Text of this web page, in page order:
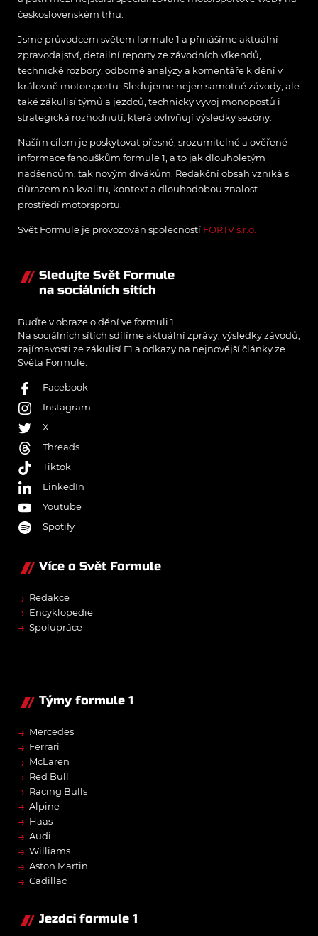
československém trhu.
Jsme průvodcem světem formule 1 a přinášíme aktuální
zpravodajství, detailní reporty ze závodních víkendů,
technické rozbory, odborné analýzy a komentáře k dění v
královně motorsportu. Sledujeme nejen samotné závody, ale
také zákulisí týmů a jezdců, technický vývoj monopostů i
strategická rozhodnutí, která ovlivňují výsledky sezóny.
Naším cílem je poskytovat přesné, srozumitelné a ověřené
informace fanouškům formule 1, a to jak dlouholetým
nadšencům, tak novým divákům. Redakční obsah vzniká s
důrazem na kvalitu, kontext a dlouhodobou znalost
prostředí motorsportu.
Svět Formule je provozován společností FORTV s.r.o.
Sledujte Svět Formule
na sociálních sítích
Buďte v obraze o dění ve formuli 1.
Na sociálních sítích sdílíme aktuální zprávy, výsledky závodů,
zajímavosti ze zákulisí F1 a odkazy na nejnovější články ze
Světa Formule.
Facebook
Instagram
X
Threads
Tiktok
LinkedIn
Youtube
Spotify
Více o Svět Formule
→ Redakce
→ Encyklopedie
→ Spolupráce
Týmy formule 1
→ Mercedes
→ Ferrari
→ McLaren
→ Red Bull
→ Racing Bulls
→ Alpine
→ Haas
→ Audi
→ Williams
→ Aston Martin
→ Cadillac
Jezdci formule 1